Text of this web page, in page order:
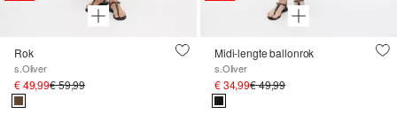
Rok
s.Oliver
€ 49,99€ 59,99
Midi-lengte ballonrok
s.Oliver
€ 34,99€ 49,99